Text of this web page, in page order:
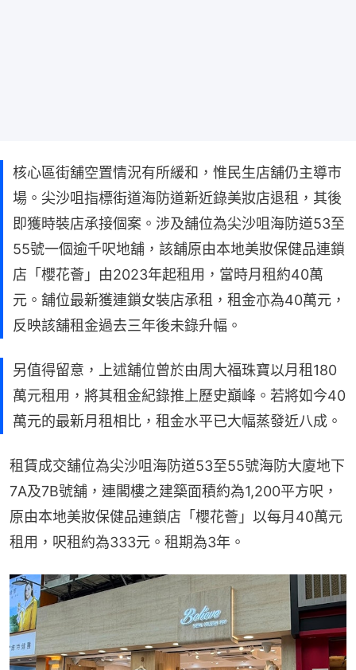
核心區街舖空置情況有所緩和，惟民生店舖仍主導市
場。尖沙咀指標街道海防道新近錄美妝店退租，其後
即獲時裝店承接個案。涉及舖位為尖沙咀海防道53至
55號一個逾千呎地舖，該舖原由本地美妝保健品連鎖
店「櫻花薈」由2023年起租用，當時月租約40萬
元。舖位最新獲連鎖女裝店承租，租金亦為40萬元，
反映該舖租金過去三年後未錄升幅。
另值得留意，上述舖位曾於由周大福珠寶以月租180
萬元租用，將其租金紀錄推上歷史巔峰。若將如今40
萬元的最新月租相比，租金水平已大幅蒸發近八成。
租賃成交舖位為尖沙咀海防道53至55號海防大廈地下
7A及7B號舖，連閣樓之建築面積約為1,200平方呎，
原由本地美妝保健品連鎖店「櫻花薈」以每月40萬元
租用，呎租約為333元。租期為3年。